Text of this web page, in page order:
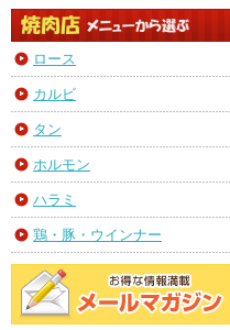
ロース
カルビ
タン
ホルモン
ハラミ
鶏・豚・ウインナー